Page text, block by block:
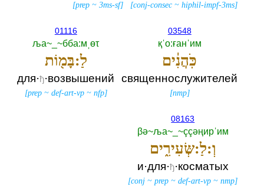
[conj-consec ~hiphil-impf-3ms]
[prep ~3ms-sf]
03548
қˈо:ғанˈим
כֹּֽהֲנִ֔ים
священнослужителей
[nmp]
01116
ља~_~бба:мˌөτ
לַ:בָּמ֖וֹת
для·ђ·возвышений
[prep~ def-art-vp~ nfp]
08163
βә~ља~_~ççәңирˈим
וְ:לַ:שְּׂעִירִ֑ים
и·для·ђ·косматых
[conj ~prep ~def-art-vp ~nmp]